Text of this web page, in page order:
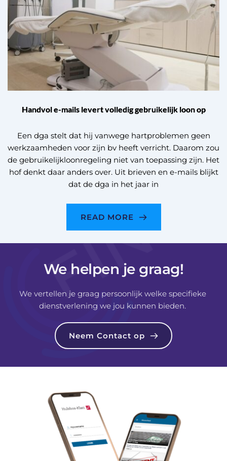
Handvol e-mails levert volledig gebruikelijk loon op
Een dga stelt dat hij vanwege hartproblemen geen
werkzaamheden voor zijn bv heeft verricht. Daarom zou
de gebruikelijkloonregeling niet van toepassing zijn. Het
hof denkt daar anders over. Uit brieven en e-mails blijkt
dat de dga in het jaar in
READ MORE
We helpen je graag!
We vertellen je graag persoonlijk welke specifieke
dienstverlening we jou kunnen bieden.
Neem Contact op